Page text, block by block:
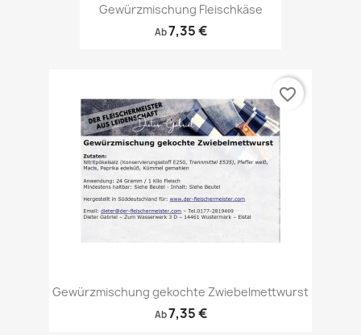
Gewürzmischung Fleischkäse
Ab7,35 €
Gewürzmischung gekochte Zwiebelmettwurst
Ab7,35 €
favorite_border